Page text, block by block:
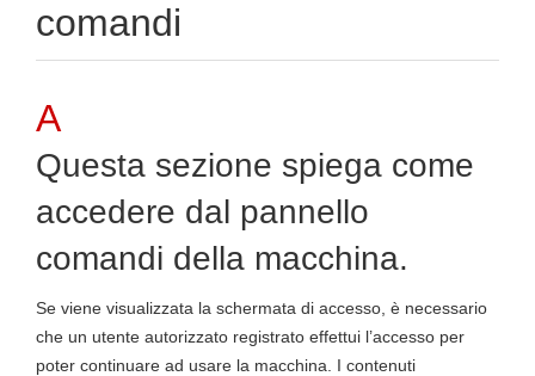
comandi
Questa sezione spiega come
accedere dal pannello
comandi della macchina.
Se viene visualizzata la schermata di accesso, è necessario
che un utente autorizzato registrato effettui l’accesso per
poter continuare ad usare la macchina. I contenuti